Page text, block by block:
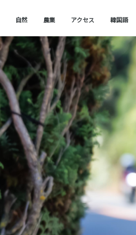
自然 農業 アクセス 韓国語